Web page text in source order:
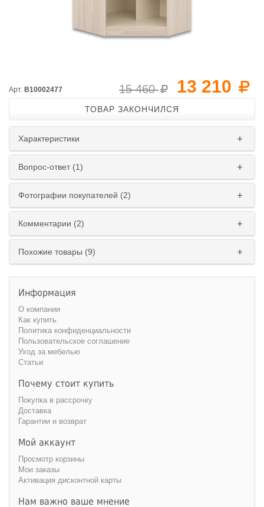
13 210
15 460
Арт. B10002477
ТОВАР ЗАКОНЧИЛСЯ
Характеристики
Вопрос-ответ (1)
Фотографии покупателей (2)
Комментарии (2)
Похожие товары (9)
Информация
О компании
Как купить
Политика конфиденциальности
Пользовательское соглашение
Уход за мебелью
Статьи
Почему стоит купить
Покупка в рассрочку
Доставка
Гарантии и возврат
Мой аккаунт
Просмотр корзины
Мои заказы
Активация дисконтной карты
Нам важно ваше мнение